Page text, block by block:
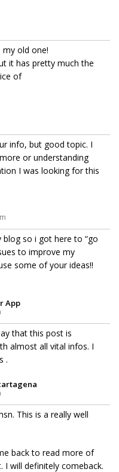
my old one!
it has pretty much the
of
info, but good topic. I
or understanding
I was looking for this
so i got here to “go
to improve my
some of your ideas!!
App
that this post is
almost all vital infos. I
.
This is a really well
back to read more of
will definitely comeback.